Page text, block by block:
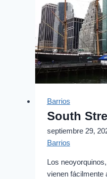
Barrios
South
septiembre 29,
Barrios
Los
vienen fácilmente